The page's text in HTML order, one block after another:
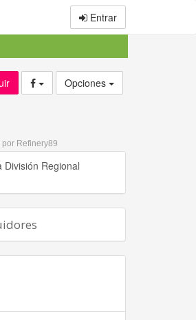
Entrar
Opciones
Refinery89
División Regional